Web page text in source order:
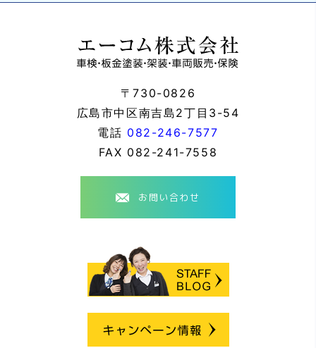
〒730-0826
広島市中区南吉島2丁目3-54
電話 082-246-7577
FAX 082-241-7558
お問い合わせ